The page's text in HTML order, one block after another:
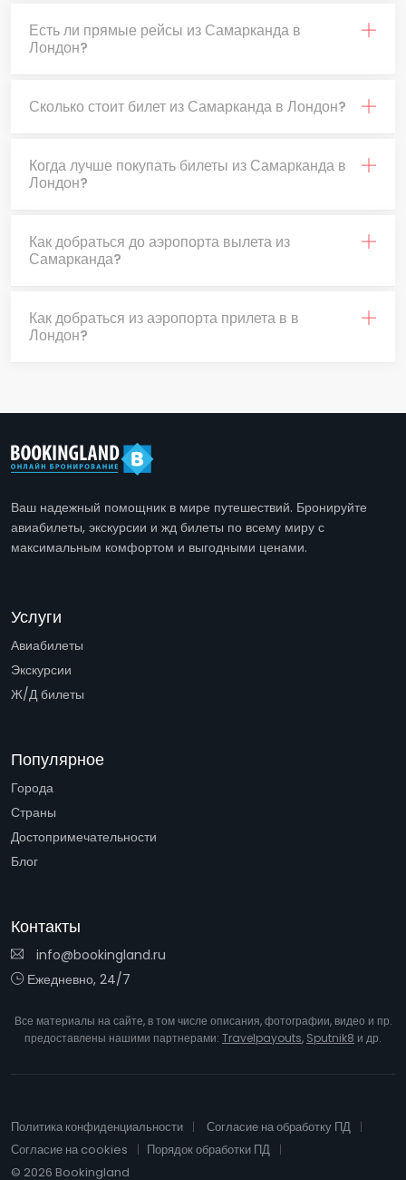
Есть ли прямые рейсы из Самарканда в
Лондон?
Сколько стоит билет из Самарканда в Лондон?
Когда лучше покупать билеты из Самарканда в
Лондон?
Как добраться до аэропорта вылета из
Самарканда?
Как добраться из аэропорта прилета в в
Лондон?
Ваш надежный помощник в мире путешествий. Бронируйте
авиабилеты, экскурсии и жд билеты по всему миру с
максимальным комфортом и выгодными ценами.
Услуги
Авиабилеты
Экскурсии
Ж/Д билеты
Популярное
Города
Страны
Достопримечательности
Блог
Контакты
info@bookingland.ru
Ежедневно, 24/7
Все материалы на сайте, в том числе описания, фотографии, видео и пр.
предоставлены нашими партнерами: Travelpayouts, Sputnik8 и др.
Политика конфиденциальности
Согласие на обработку ПД
Согласие на cookies
Порядок обработки ПД
© 2026 Bookingland